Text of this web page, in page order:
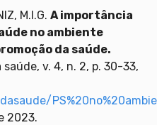
M.I.G. A importância
no ambiente
da saúde.
v. 4, n. 2, p. 30-33,
2023.